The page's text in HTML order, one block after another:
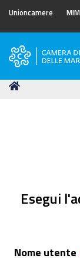
Unioncamere
Camera
Commercio
Tu
Esegui
Nome utente